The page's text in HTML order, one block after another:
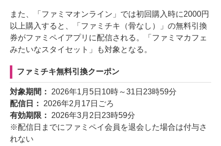
また、「ファミマオンライン」では初回購入時に2000円
以上購入すると、「ファミチキ（骨なし）」の無料引換
券がファミペイアプリに配信される。「ファミマカフェ
みたいなスタイセット」も対象となる。
ファミチキ無料引換クーポン
対象期間： 2026年1月5日10時～31日23時59分
配信日： 2026年2月17日ごろ
有効期限： 2026年3月2日23時59分
※配信日までにファミペイ会員を退会した場合は付与さ
れない